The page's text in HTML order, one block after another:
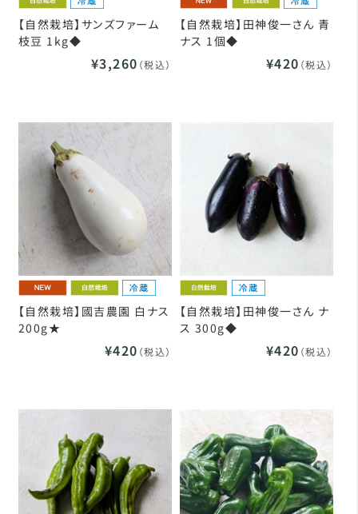
【自然栽培】サンズファーム
枝豆 1kg◆
¥3,260 （税込）
【自然栽培】田神俊一さん 青
ナス 1個◆
¥420 （税込）
【自然栽培】國吉農園 白ナス
200g★
¥420 （税込）
【自然栽培】田神俊一さん ナ
ス 300g◆
¥420 （税込）